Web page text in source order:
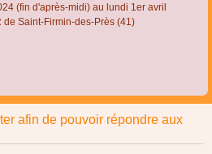
(fin d'après-midi) au lundi 1er avril
Saint-Firmin-des-Près (41)
afin de pouvoir répondre aux